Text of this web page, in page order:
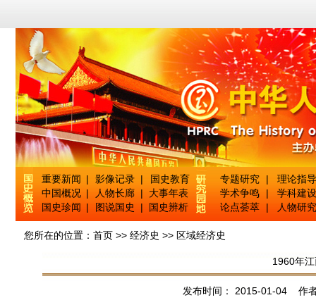
重要新闻 | 影像记录 |
国史教育
中国概况 | 人物长廊 |
大事年表
国史珍闻 | 图说国史 | 国史辨析
专题研究 |
理论指导
学术争鸣
|
学科建设
论点荟萃
| 人物研究
您所在的位置： 首页 >> 经济史 >> 区域经济史
1960年
发布时间： 2015-01-04 作